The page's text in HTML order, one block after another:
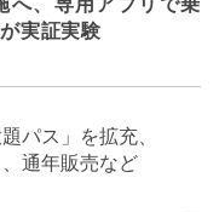
へ、専用アプリで乗
実証実験
パス」を拡充、
通年販売など